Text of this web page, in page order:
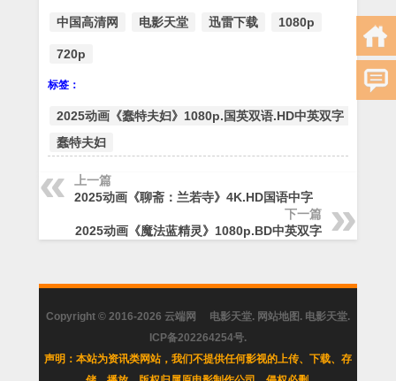
中国高清网 电影天堂 迅雷下载 1080p
720p
标签：
2025动画《蠢特夫妇》1080p.国英双语.HD中英双字
蠢特夫妇
上一篇
2025动画《聊斋：兰若寺》4K.HD国语中字
下一篇
2025动画《魔法蓝精灵》1080p.BD中英双字
Copyright © 2016-2026 云端网 电影天堂. 网站地图 . 电影天堂.
ICP备202264254号.
声明：本站为资讯类网站，我们不提供任何影视的上传、下载、存